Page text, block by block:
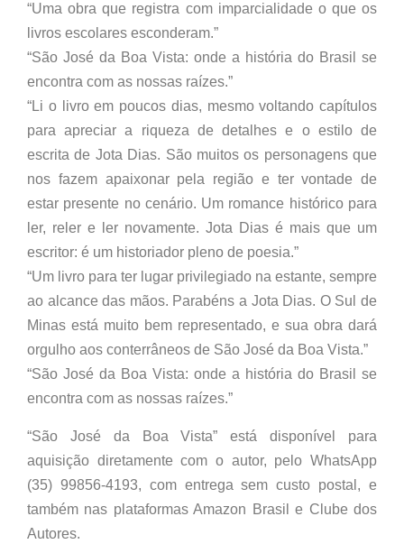
“Uma obra que registra com imparcialidade o que os
livros escolares esconderam.”
“São José da Boa Vista: onde a história do Brasil se
encontra com as nossas raízes.”
“Li o livro em poucos dias, mesmo voltando capítulos
para apreciar a riqueza de detalhes e o estilo de
escrita de Jota Dias. São muitos os personagens que
nos fazem apaixonar pela região e ter vontade de
estar presente no cenário. Um romance histórico para
ler, reler e ler novamente. Jota Dias é mais que um
escritor: é um historiador pleno de poesia.”
“Um livro para ter lugar privilegiado na estante, sempre
ao alcance das mãos. Parabéns a Jota Dias. O Sul de
Minas está muito bem representado, e sua obra dará
orgulho aos conterrâneos de São José da Boa Vista.”
“São José da Boa Vista: onde a história do Brasil se
encontra com as nossas raízes.”
“São José da Boa Vista” está disponível para
aquisição diretamente com o autor, pelo WhatsApp
(35) 99856-4193, com entrega sem custo postal, e
também nas plataformas Amazon Brasil e Clube dos
Autores.